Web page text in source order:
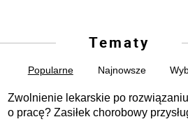
Tematy
Popularne Najnowsze
Zwolnienie lekarskie po
o pracę? Zasiłek chorobowy